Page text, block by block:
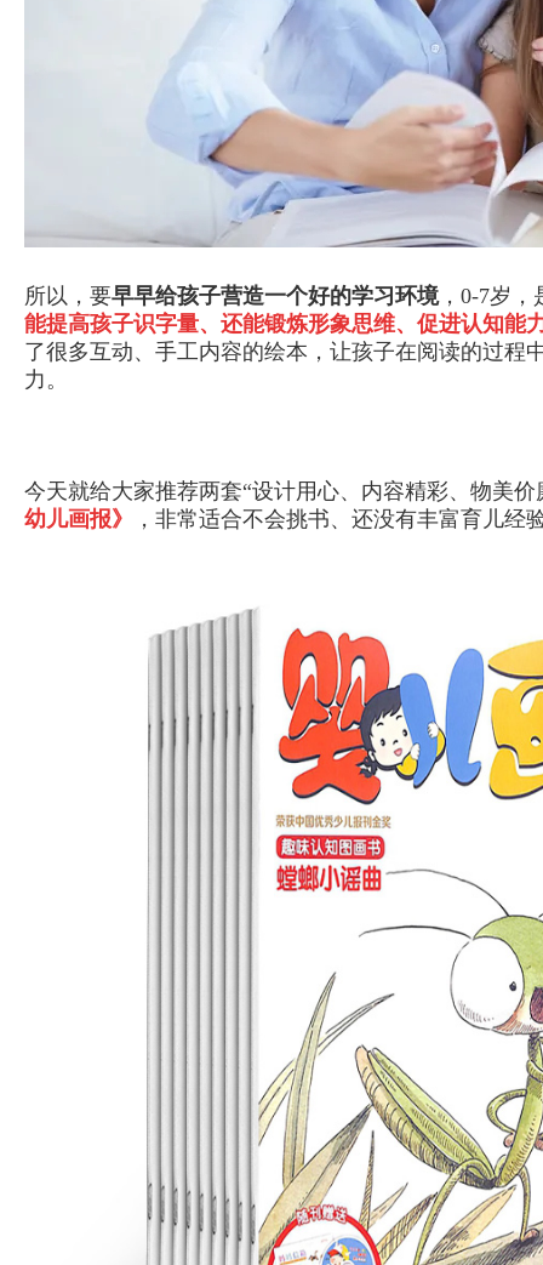
所以，要早早给孩子营造一个好的学习环境，0-7岁，
能提高孩子识字量、还能锻炼形象思维、促进认知能
了很多互动、手工内容的绘本，让孩子在阅读的过程
力。
今天就给大家推荐两套“设计用心、内容精彩、物美
幼儿画报》
，非常适合不会挑书、还没有丰富育儿经